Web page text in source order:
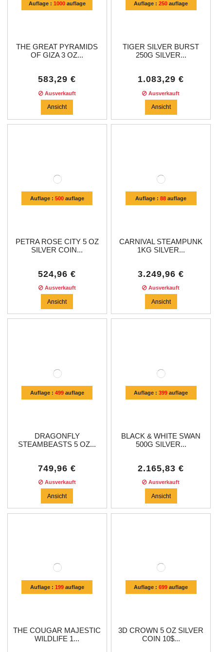
Auflage : 1000auflage
THE GREAT PYRAMIDS
OF GIZA 3 OZ...
583,29 €
Ausverkauft
Ansicht
Auflage :250 auflage
TIGER SILVER BURST
250G SILVER...
1.083,29 €
Ausverkauft
Ansicht
Auflage : 500auflage
PETRA ROSE CITY 5 OZ
SILVER COIN...
524,96 €
Ausverkauft
Ansicht
Auflage :88 auflage
CARNIVAL STEAMPUNK
1KG SILVER...
3.249,96 €
Ausverkauft
Ansicht
Auflage : 499auflage
DRAGONFLY
STEAMBEASTS 5 OZ...
749,96 €
Ausverkauft
Ansicht
Auflage :399 auflage
BLACK & WHITE SWAN
500G SILVER...
2.165,83 €
Ausverkauft
Ansicht
Auflage : 199auflage
THE COUGAR MAJESTIC
WILDLIFE 1...
Auflage :699 auflage
3D CROWN 5 OZ SILVER
COIN 10$...